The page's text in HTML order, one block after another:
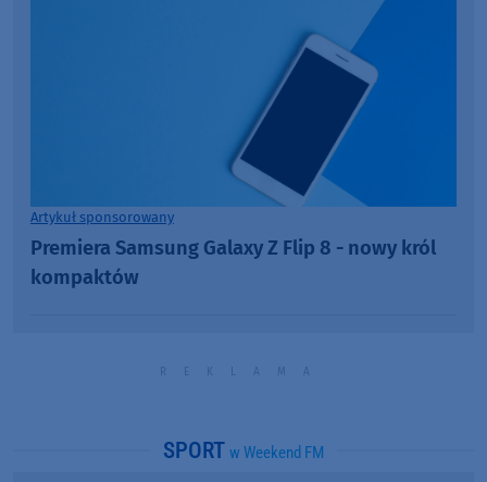
Artykuł sponsorowany
Premiera Samsung Galaxy Z Flip 8 - nowy król
kompaktów
SPORT w Weekend FM